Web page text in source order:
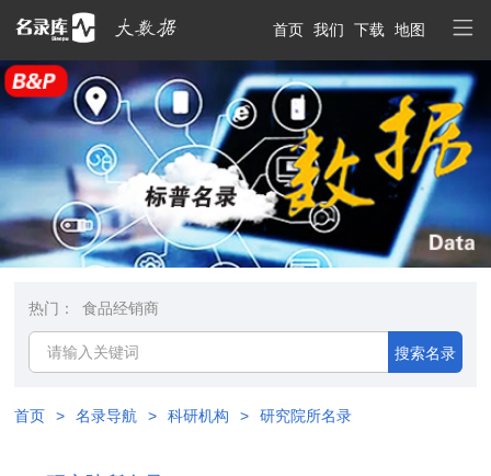
首页 我们 下载 地图
热门： 食品经销商
搜索名录
首页 > 名录导航 > 科研机构 > 研究院所名录